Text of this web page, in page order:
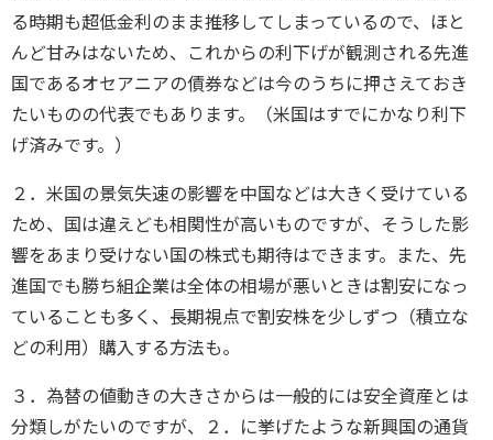
る時期も超低金利のまま推移してしまっているので、ほと
んど甘みはないため、これからの利下げが観測される先進
国であるオセアニアの債券などは今のうちに押さえておき
たいものの代表でもあります。（米国はすでにかなり利下
げ済みです。）
２．米国の景気失速の影響を中国などは大きく受けている
ため、国は違えども相関性が高いものですが、そうした影
響をあまり受けない国の株式も期待はできます。また、先
進国でも勝ち組企業は全体の相場が悪いときは割安になっ
ていることも多く、長期視点で割安株を少しずつ（積立な
どの利用）購入する方法も。
３．為替の値動きの大きさからは一般的には安全資産とは
分類しがたいのですが、２．に挙げたような新興国の通貨